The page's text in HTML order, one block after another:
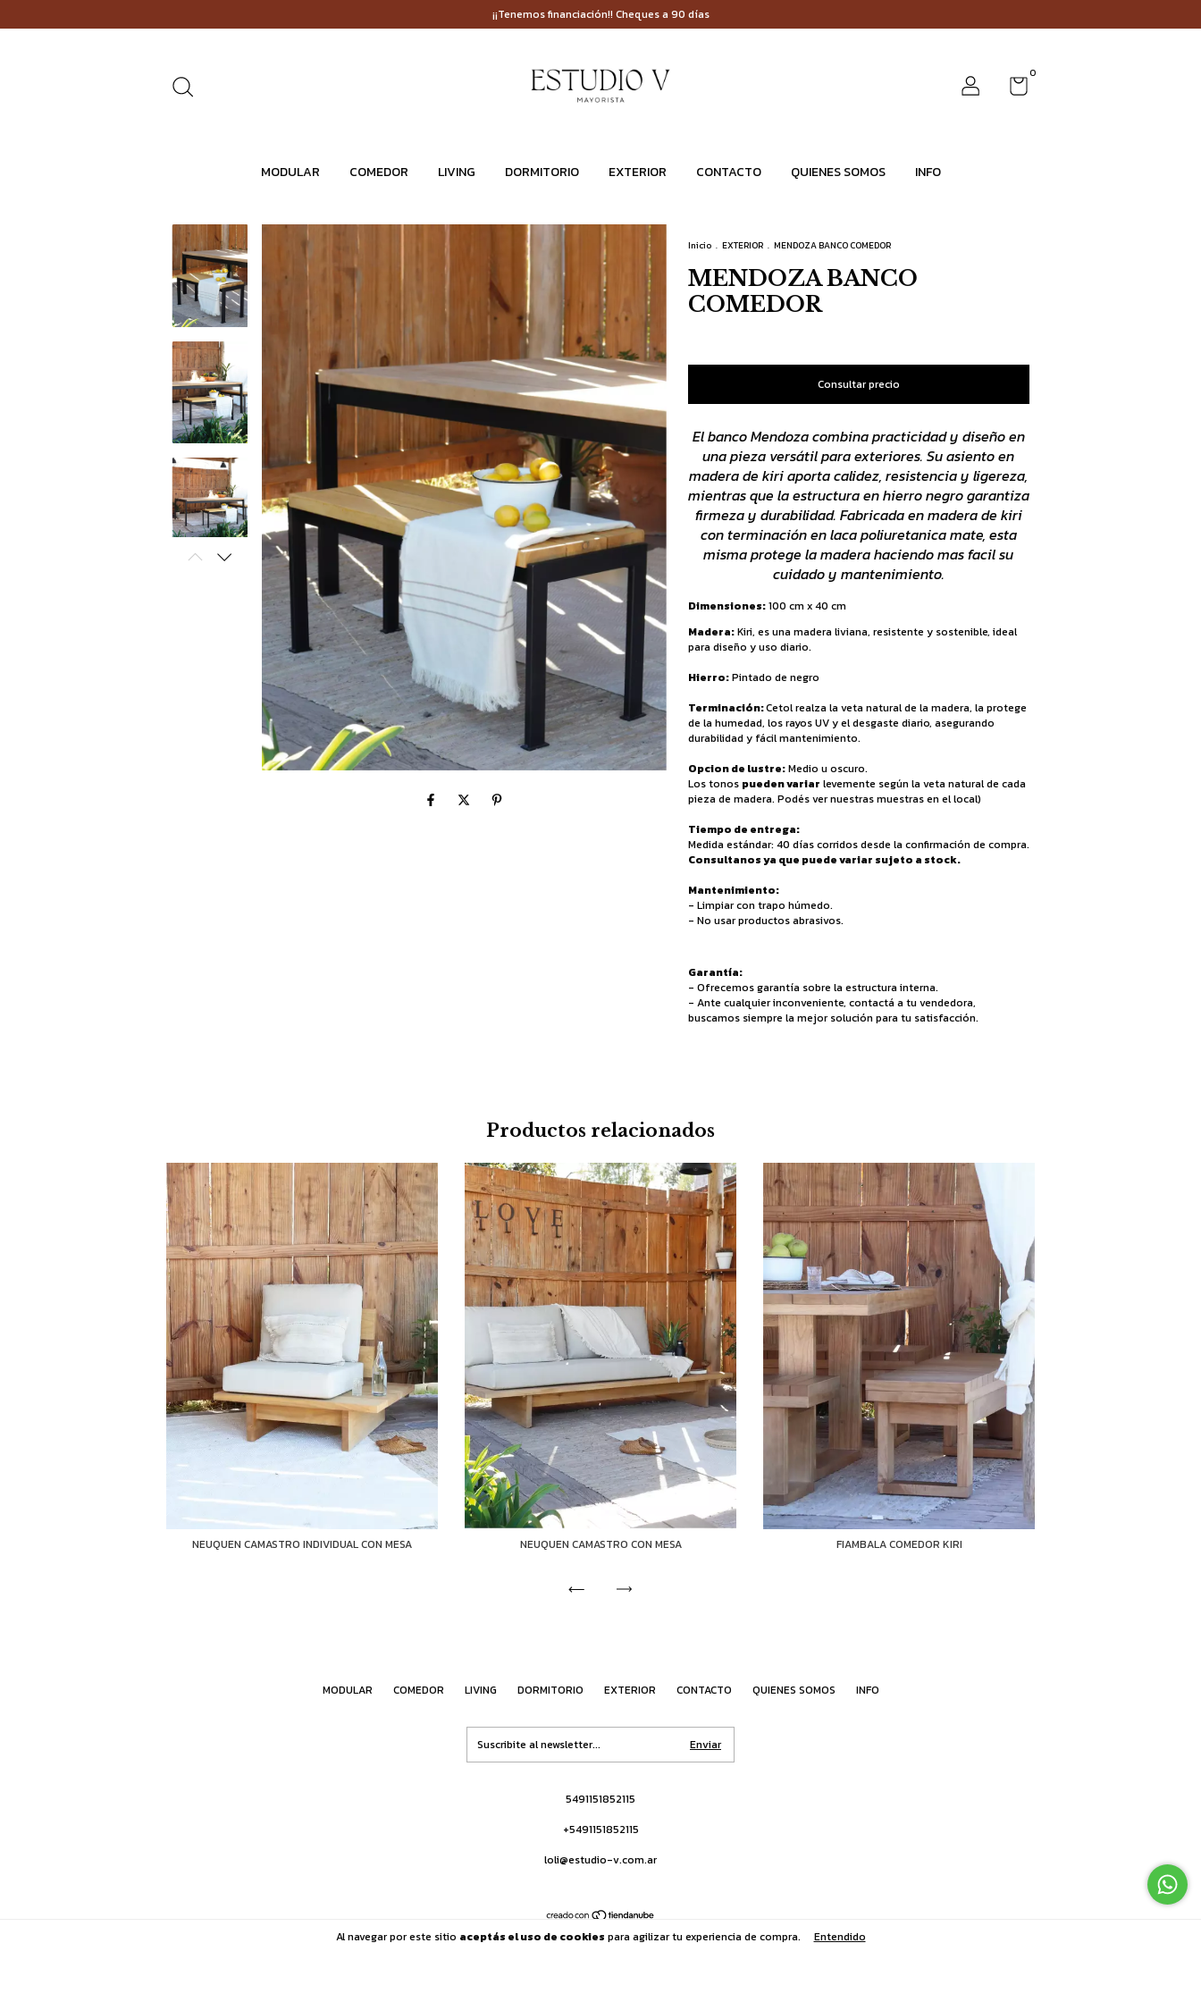
¡¡Tenemos financiación!! Cheques a 90 días
0
MODULAR COMEDOR LIVING DORMITORIO EXTERIOR CONTACTO QUIENES SOMOS INFO
Al navegar por este sitio aceptás el uso de cookies para agilizar tu experiencia de compra. Entendido
Inicio . EXTERIOR . MENDOZA BANCO COMEDOR
MENDOZA BANCO
COMEDOR
El banco Mendoza combina practicidad y diseño en
una pieza versátil para exteriores. Su asiento en
madera de kiri aporta calidez, resistencia y ligereza,
mientras que la estructura en hierro negro garantiza
firmeza y durabilidad. Fabricada en madera de kiri
con terminación en laca poliuretanica mate, esta
misma protege la madera haciendo mas facil su
cuidado y mantenimiento.
Dimensiones:100 cm x 40 cm
Madera:Kiri, es una madera liviana, resistente y sostenible, ideal
para diseño y uso diario.
Hierro:Pintado de negro
Terminación:Cetol realza la veta natural de la madera, la protege
de la humedad, los rayos UV y el desgaste diario, asegurando
durabilidad y fácil mantenimiento.
Opcion de lustre:Medio u oscuro.
Los tonos pueden variar levemente según la veta natural de cada
pieza de madera. Podés ver nuestras muestras en el local)
Tiempo de entrega:
Medida estándar: 40 días corridos desde la confirmación de compra.
Consultanos ya que puede variar sujeto a stock.
Mantenimiento:
- Limpiar con trapo húmedo.
- No usar productos abrasivos.
Garantía:
- Ofrecemos garantía sobre la estructura interna.
- Ante cualquier inconveniente, contactá a tu vendedora,
buscamos siempre la mejor solución para tu satisfacción.
Productos relacionados
NEUQUEN CAMASTRO INDIVIDUAL CON MESA NEUQUEN CAMASTRO CON MESA FIAMBALA COMEDOR KIRI
MODULAR COMEDOR LIVING DORMITORIO EXTERIOR CONTACTO QUIENES SOMOS INFO
5491151852115
+5491151852115
loli@estudio-v.com.ar
Copyright Estudio V Mayorista - 27357294733 - 2026. Todos los derechos reservados. Defensa de las y los consumidores. Para reclamos ingresá acá. /